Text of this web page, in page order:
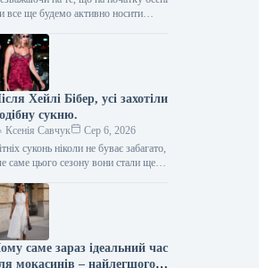
все ще будемо активно носити
Хейлі Бібер, усі захотіли
сукню.
Ксенія Савчук
Сер 6, 2026
суконь ніколи не буває забагато,
саме цього сезону вони стали ще
відмовляються від…
саме зараз ідеальний час
мокасинів – найлегшого